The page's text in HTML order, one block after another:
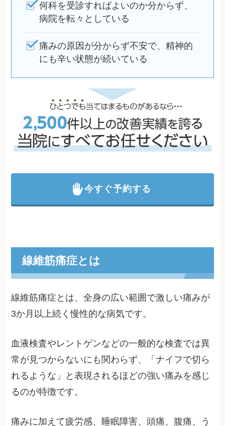
何科を受診すればよいのか分からず、
病院を転々としている
痛みの原因が分からず不安で、精神的
にも辛い状態が続いている
今すぐ予約する
線維筋痛症とは
線維筋痛症とは、全身の広い範囲で激しい痛みが
3か月以上続く慢性的な病気です。
血液検査やレントゲンなどの一般的な検査では異
常が見つからないにも関わらず、「ナイフで切ら
れるような」と表現されるほどの強い痛みを感じ
るのが特徴です。
痛みに加えて疲労感、睡眠障害、頭痛、腹痛、う